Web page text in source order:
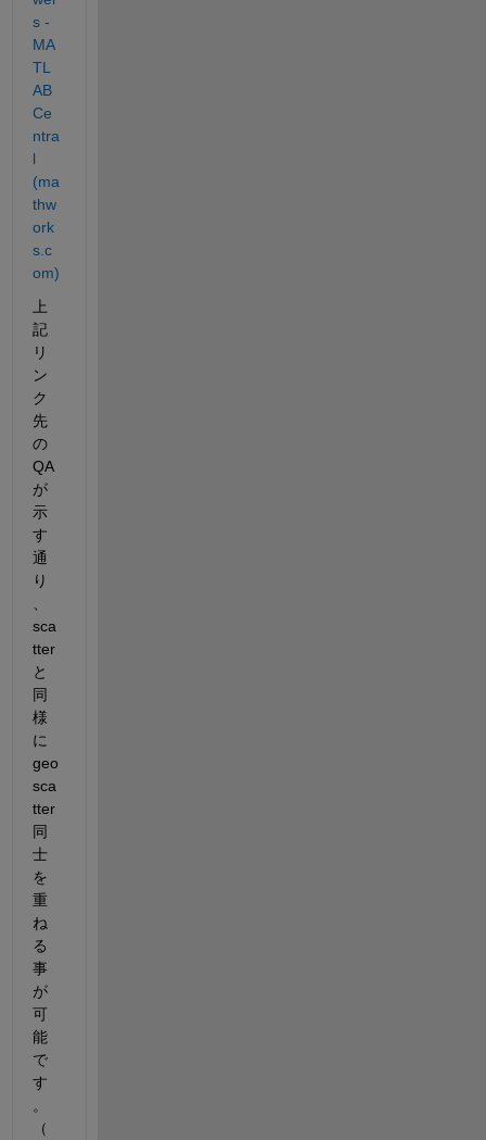
s -
MA
TL
AB
Ce
ntra
l
(ma
thw
ork
s.c
om)
上
記
リ
ン
ク
先
の
QA
が
示
す
通
り
sca
tter
と
同
様
に
geo
sca
tter
同
士
を
重
ね
る
事
が
可
能
で
す
。
（